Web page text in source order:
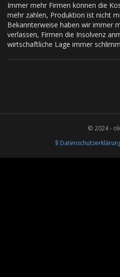
Immer mehr Firmen können die
mehr zahlen, Produktion ist nicht
Bekannterweise haben wir immer
verlassen, Firmen die Insolvenz
wirtschaftliche Lage immer
© 2024 -
§